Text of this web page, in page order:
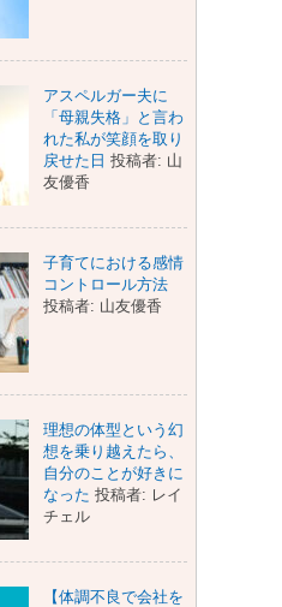
アスペルガー夫に
「母親失格」と言わ
れた私が笑顔を取り
戻せた日 投稿者: 山
友優香
子育てにおける感情
コントロール方法
投稿者: 山友優香
理想の体型という幻
想を乗り越えたら、
自分のことが好きに
なった 投稿者: レイ
チェル
【体調不良で会社を